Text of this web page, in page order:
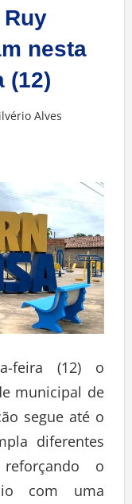
nesta
(12)
Alves
feira (12) o
municipal de
segue até o
diferentes
o
com uma